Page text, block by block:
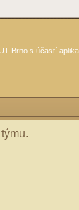
Brno s účastí